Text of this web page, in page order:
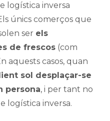
logística inversa
únics comerços que
ser els
de frescos (com
aquests casos, quan
sol desplaçar-se
persona, i per tant no
logística inversa.